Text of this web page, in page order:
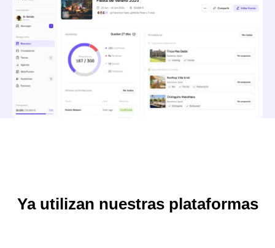
Ya utilizan nuestras plataformas